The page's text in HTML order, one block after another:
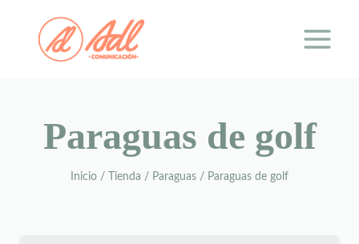
contenido
Paraguas de golf
Inicio / Tienda / Paraguas / Paraguas de golf